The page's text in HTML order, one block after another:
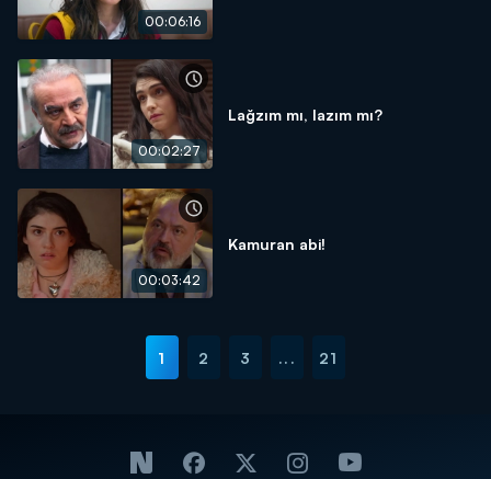
00:06:16
00:02:27
Lağzım mı, lazım mı?
00:03:42
Kamuran abi!
1 2 3 ... 21